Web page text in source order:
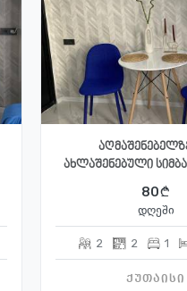
ახლაშენებული
80
დღეში
2 2 1
ქუთაისი